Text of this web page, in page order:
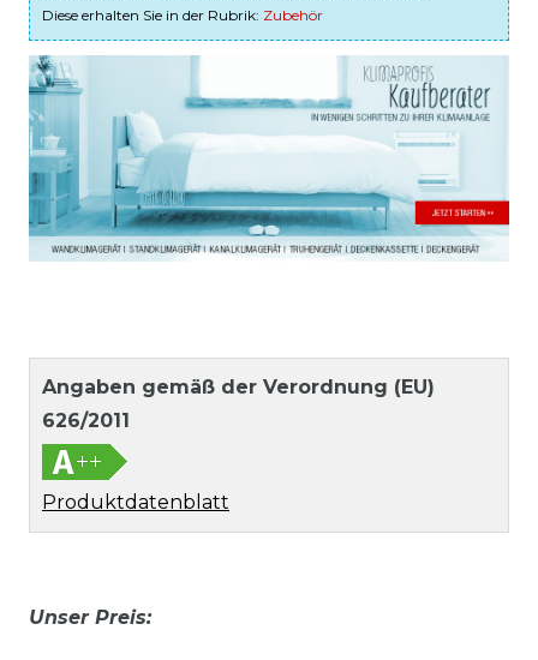
Diese erhalten Sie in der Rubrik: Zubehör
Angaben gemäß der Verordnung (EU)
626/2011
Produktdatenblatt
Unser Preis: